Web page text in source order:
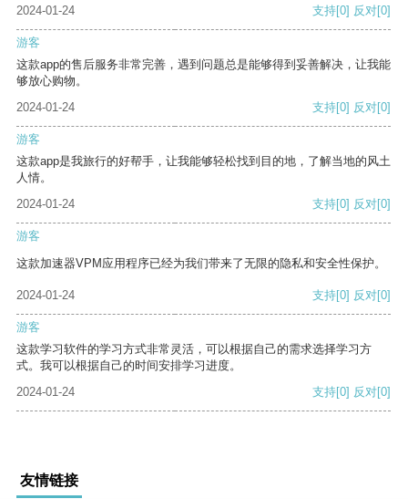
2024-01-24 支持[0] 反对[0]
游客
这款app的售后服务非常完善，遇到问题总是能够得到妥善解决，让我能
够放心购物。
2024-01-24
支持[0] 反对[0]
游客
这款app是我旅行的好帮手，让我能够轻松找到目的地，了解当地的风土
人情。
2024-01-24
支持[0] 反对[0]
游客
这款加速器VPM应用程序已经为我们带来了无限的隐私和安全性保护。
2024-01-24 支持[0] 反对[0]
游客
这款学习软件的学习方式非常灵活，可以根据自己的需求选择学习方
式。我可以根据自己的时间安排学习进度。
2024-01-24
支持[0] 反对[0]
友情链接